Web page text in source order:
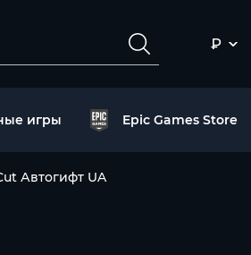
₽
игры Epic Games Store
Автогифт UA